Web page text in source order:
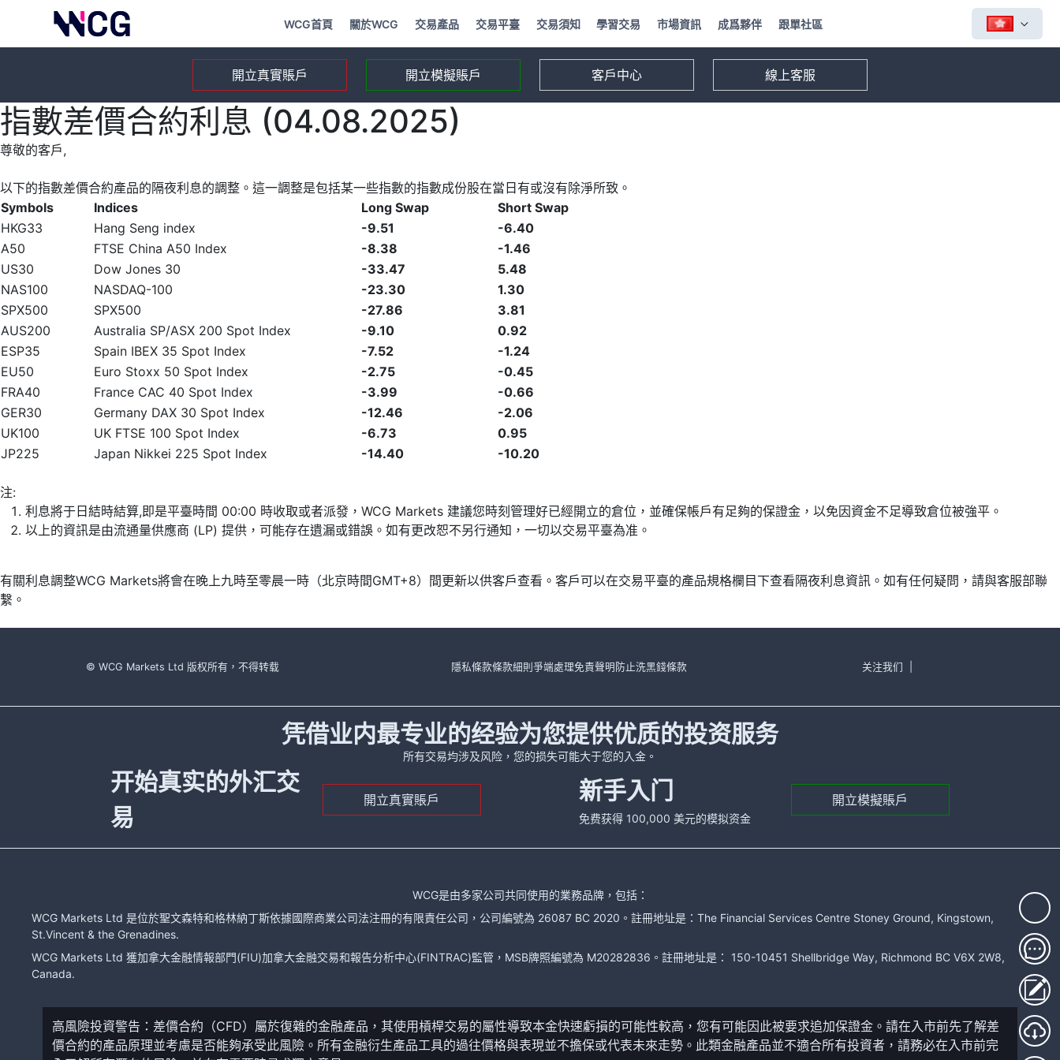
WCG首頁 關於WCG 交易產品 交易平臺 交易須知 學習交易 市場資訊 成爲夥伴 跟單社區
開立真實賬戶 開立模擬賬戶 客戶中心 線上客服
指數差價合約利息 (04.08.2025)
尊敬的客戶,
以下的指數差價合約產品的隔夜利息的調整。這一調整是包括某一些指數的指數成份股在當日有或沒有除淨所致。
Symbols
Indices Long Swap
Short Swap
HKG33
Hang Seng index -9.51
-6.40
A50
FTSE China A50 Index -8.38
-1.46
US30
Dow Jones 30 -33.47
5.48
NAS100
NASDAQ-100 -23.30
1.30
SPX500
SPX500 -27.86
3.81
AUS200
Australia SP/ASX 200 Spot Index -9.10
0.92
ESP35
Spain IBEX 35 Spot Index -7.52
-1.24
EU50
Euro Stoxx 50 Spot Index -2.75
-0.45
FRA40
France CAC 40 Spot Index -3.99
-0.66
GER30
Germany DAX 30 Spot Index -12.46
-2.06
UK100
UK FTSE 100 Spot Index -6.73
0.95
JP225
Japan Nikkei 225 Spot Index -14.40 -10.20
注:
利息將于日結時結算,即是平臺時間 00:00 時收取或者派發，WCG Markets 建議您時刻管理好已經開立的倉位，並確保帳戶有足夠的保證金，以免因資金不足導致倉位被強平。
以上的資訊是由流通量供應商 (LP) 提供，可能存在遺漏或錯誤。如有更改恕不另行通知，一切以交易平臺為准。
有關利息調整WCG Markets將會在晚上九時至零晨一時（北京時間GMT+8）間更新以供客戶查看。客戶可以在交易平臺的產品規格欄目下查看隔夜利息資訊。如有任何疑問，請與客服部聯
繫。
© WCG Markets Ltd 版权所有，不得转载 隱私條款條款細則 爭端處理免責聲明 防止洗黑錢條款 关注我们
凭借业内最专业的经验为您提供优质的投资服务
所有交易均涉及风险，您的损失可能大于您的入金。
开始真实的外汇交
易
開立真實賬戶 新手入门
免费获得 100,000 美元的模拟资金
開立模擬賬戶
WCG是由多家公司共同使用的業務品牌，包括：
WCG Markets Ltd 是位於聖文森特和格林納丁斯依據國際商業公司法注冊的有限責任公司，公司編號為 26087 BC 2020。註冊地址是：The Financial Services Centre Stoney Ground, Kingstown,
St.Vincent & the Grenadines.
WCG Markets Ltd 獲加拿大金融情報部門(FIU)加拿大金融交易和報告分析中心(FINTRAC)監管，MSB牌照編號為 M20282836。註冊地址是： 150-10451 Shellbridge Way, Richmond BC V6X 2W8,
Canada.
高風險投資警告：差價合約（CFD）屬於復雜的金融產品，其使用槓桿交易的屬性導致本金快速虧損的可能性較高，您有可能因此被要求追加保證金。請在入市前先了解差
價合約的產品原理並考慮是否能夠承受此風險。所有金融衍生產品工具的過往價格與表現並不擔保或代表未來走勢。此類金融產品並不適合所有投資者，請務必在入市前完